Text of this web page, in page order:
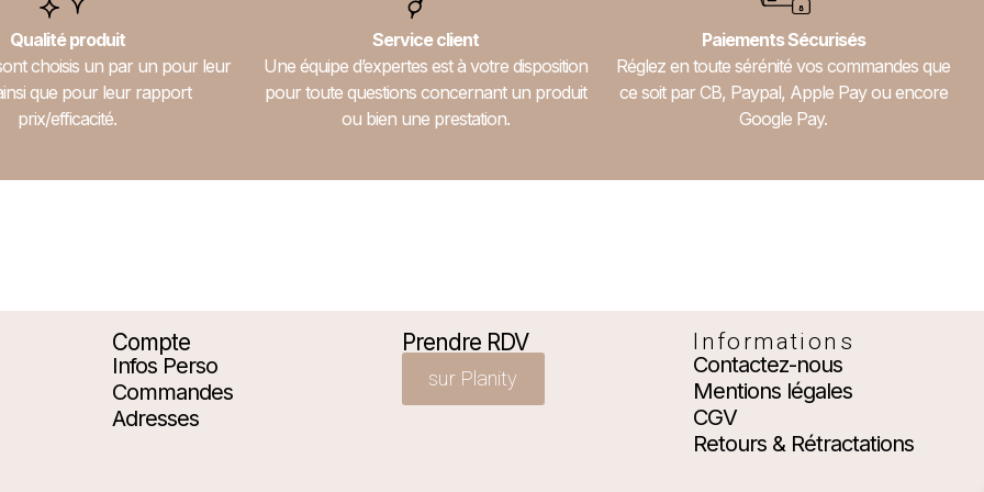
Qualité produit
choisis un par un pour leur
que pour leur rapport
prix/efficacité.
Service client
Une équipe d’expertes est à votre disposition
pour toute questions concernant un produit
ou bien une prestation.
Paiements Sécurisés
Réglez en toute sérénité vos commandes que
ce soit par CB, Paypal, Apple Pay ou encore
Google Pay.
Compte
Infos Perso
Commandes
Adresses
Prendre RDV
sur Planity
Informations
Contactez-nous
Mentions légales
CGV
Retours & Rétractations